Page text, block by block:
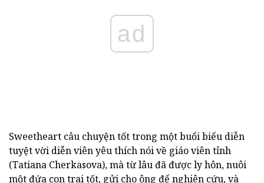
ad
Sweetheart câu chuyện tốt trong một buổi biểu diễn
tuyệt vời diễn viên yêu thích nói về giáo viên tỉnh
(Tatiana Cherkasova), mà từ lâu đã được ly hôn, nuôi
một đứa con trai tốt, gửi cho ông để nghiên cứu, và